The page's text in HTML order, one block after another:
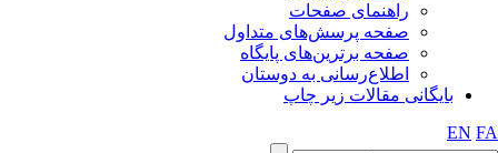
راهنمای صفحات
صفحه پرسش‌های متداول
صفحه برترین‌های پایگاه
اطلاع‌رسانی به دوستان
بایگانی مقالات زیر چاپ
EN